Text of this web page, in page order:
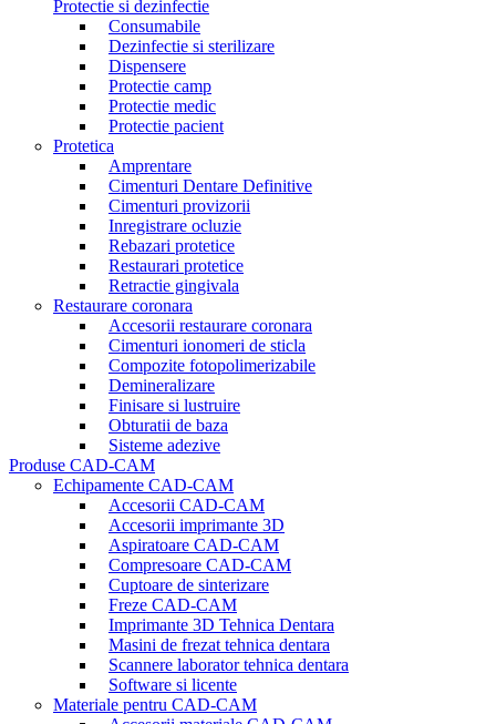
Protectie si dezinfectie
Consumabile
Dezinfectie si sterilizare
Dispensere
Protectie camp
Protectie medic
Protectie pacient
Protetica
Amprentare
Cimenturi Dentare Definitive
Cimenturi provizorii
Inregistrare ocluzie
Rebazari protetice
Restaurari protetice
Retractie gingivala
Restaurare coronara
Accesorii restaurare coronara
Cimenturi ionomeri de sticla
Compozite fotopolimerizabile
Demineralizare
Finisare si lustruire
Obturatii de baza
Sisteme adezive
Produse CAD-CAM
Echipamente CAD-CAM
Accesorii CAD-CAM
Accesorii imprimante 3D
Aspiratoare CAD-CAM
Compresoare CAD-CAM
Cuptoare de sinterizare
Freze CAD-CAM
Imprimante 3D Tehnica Dentara
Masini de frezat tehnica dentara
Scannere laborator tehnica dentara
Software si licente
Materiale pentru CAD-CAM